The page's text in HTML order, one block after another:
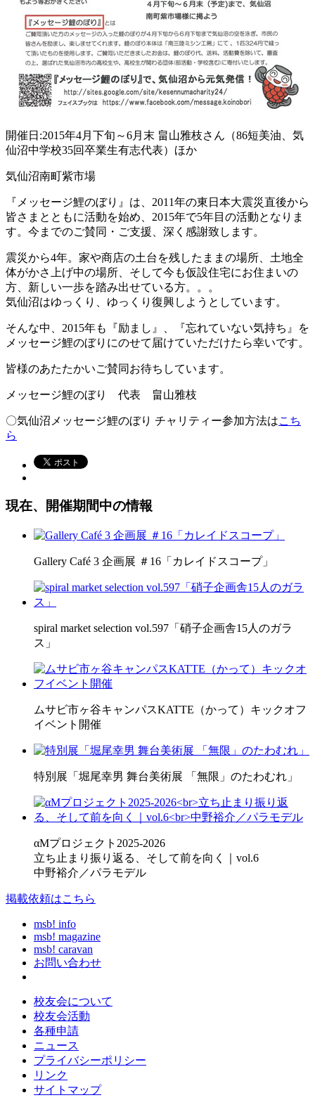
開催日:2015年4月下旬～6月末 畠山雅枝さん（86短美油、気
仙沼中学校35回卒業生有志代表）ほか
気仙沼南町紫市場
『メッセージ鯉のぼり』は、2011年の東日本大震災直後から
皆さまとともに活動を始め、2015年で5年目の活動となりま
す。今までのご賛同・ご支援、深く感謝致します。
震災から4年。家や商店の土台を残したままの場所、土地全
体がかさ上げ中の場所、そして今も仮設住宅にお住まいの
方、新しい一歩を踏み出せている方。。。
気仙沼はゆっくり、ゆっくり復興しようとしています。
そんな中、2015年も『励まし』、『忘れていない気持ち』を
メッセージ鯉のぼりにのせて届けていただけたら幸いです。
皆様のあたたかいご賛同お待ちしています。
メッセージ鯉のぼり 代表 畠山雅枝
〇気仙沼メッセージ鯉のぼり チャリティー参加方法はこち
ら
現在、開催期間中の情報
Gallery Café 3 企画展 ＃16「カレイドスコープ」
spiral market selection vol.597「硝子企画舎15人のガラ
ス」
ムサビ市ヶ谷キャンパスKATTE（かって）キックオフ
イベント開催
特別展「堀尾幸男 舞台美術展 「無限」のたわむれ」
αMプロジェクト2025-2026
立ち止まり振り返る、そして前を向く｜vol.6
中野裕介／パラモデル
掲載依頼はこちら
msb! info
msb! magazine
msb! caravan
お問い合わせ
校友会について
校友会活動
各種申請
ニュース
プライバシーポリシー
リンク
サイトマップ